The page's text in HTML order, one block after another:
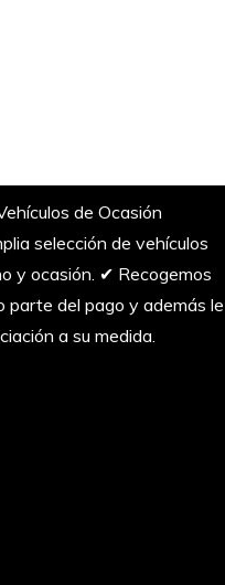
de Ocasión
selección de vehículos
y ocasión. ✔︎ Recogemos
parte del pago y además le
a su medida.